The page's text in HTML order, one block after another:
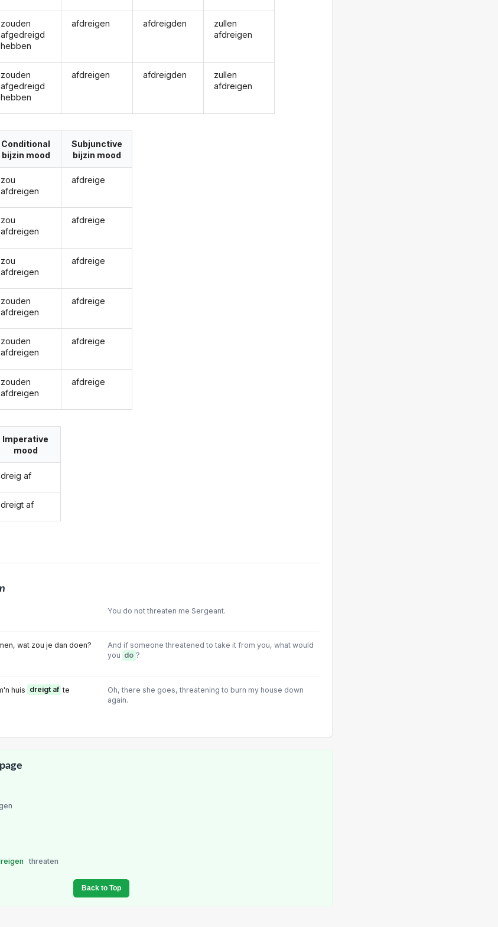
zouden
afgedreigd
hebben
zouden
afgedreigd
hebben
afdreigen
afdreigen
afdreigden
afdreigden
zullen
afdreigen
zullen
afdreigen
Conditional
bijzin mood
zou
afdreigen
zou
afdreigen
zou
afdreigen
zouden
afdreigen
zouden
afdreigen
zouden
afdreigen
Subjunctive
bijzin mood
afdreige
afdreige
afdreige
afdreige
afdreige
afdreige
Imperative
mood
dreig af
dreigt af
You do not threaten me Sergeant.
wat zou je dan doen?
And if someone threatened to take it from you, what would
you do ?
huis dreigt af te
Oh, there she goes, threatening to burn my house down
again.
threaten
Back to Top